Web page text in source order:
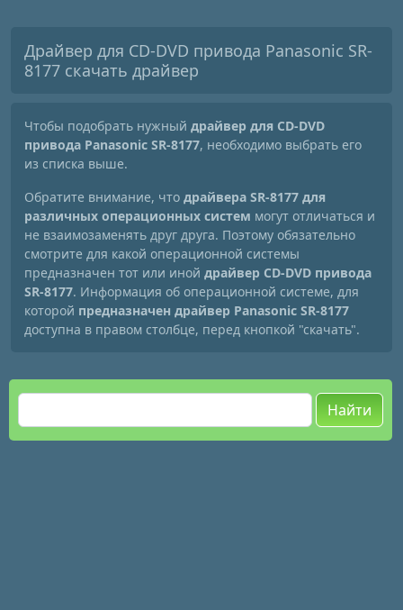
Драйвер для CD-DVD привода Panasonic SR-
8177 скачать драйвер
Чтобы подобрать нужный драйвер для CD-DVD
привода Panasonic SR-8177, необходимо выбрать его
из списка выше.
Обратите внимание, что драйвера SR-8177 для
различных операционных систем могут отличаться и
не взаимозаменять друг друга. Поэтому обязательно
смотрите для какой операционной системы
предназначен тот или иной драйвер CD-DVD привода
SR-8177. Информация об операционной системе, для
которой предназначен драйвер Panasonic SR-8177
доступна в правом столбце, перед кнопкой "скачать".
Найти